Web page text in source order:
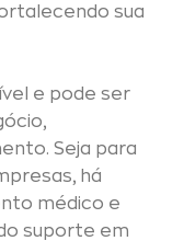
sua
e pode ser
Seja para
há
médico e
suporte em